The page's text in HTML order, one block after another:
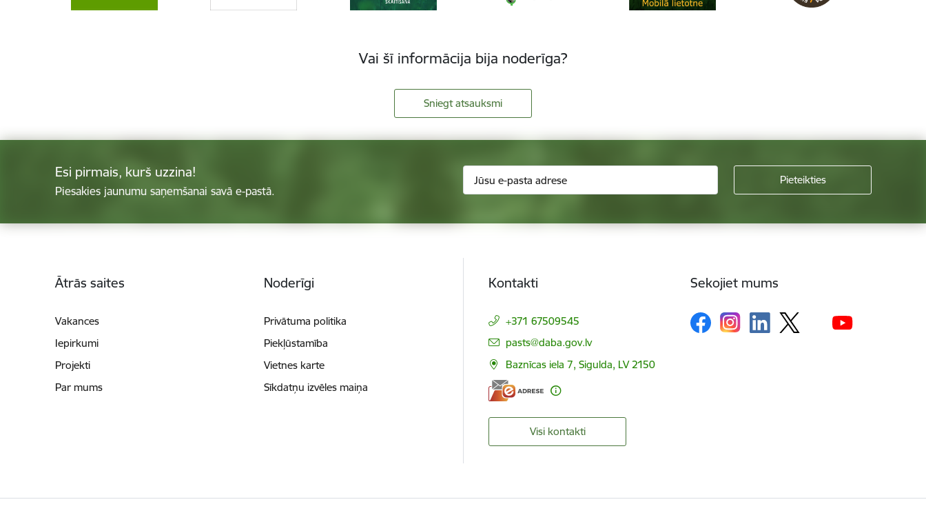
Vai šī informācija bija noderīga?
Sniegt atsauksmi
Esi pirmais, kurš uzzina!
Piesakies jaunumu saņemšanai savā e-pastā.
Ātrās saites
Vakances
Iepirkumi
Projekti
Par mums
Noderīgi
Privātuma politika
Piekļūstamība
Vietnes karte
Sīkdatņu izvēles maiņa
Kontakti
+371 67509545
E-pasts:
pasts@daba.gov.lv
Baznīcas iela 7, Sigulda, LV 2150
Visi kontakti
Sekojiet mums